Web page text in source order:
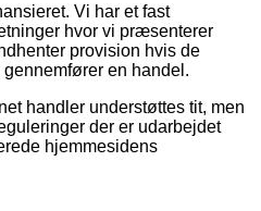
Vi har et fast
hvor vi præsenterer
provision hvis de
en handel.
handler understøttes tit, men
der er udarbejdet
hjemmesidens